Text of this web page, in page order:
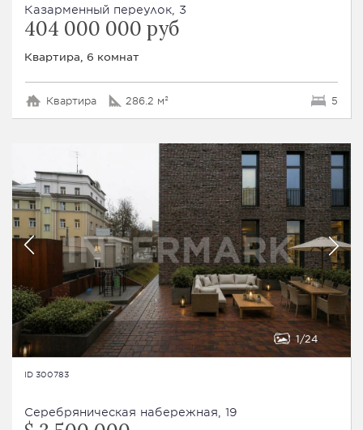
Казарменный переулок, 3
404 000 000 руб
Квартира, 6 комнат
Квартира 286.2 м² 5
1 24
ID 300783
Серебряническая набережная, 19